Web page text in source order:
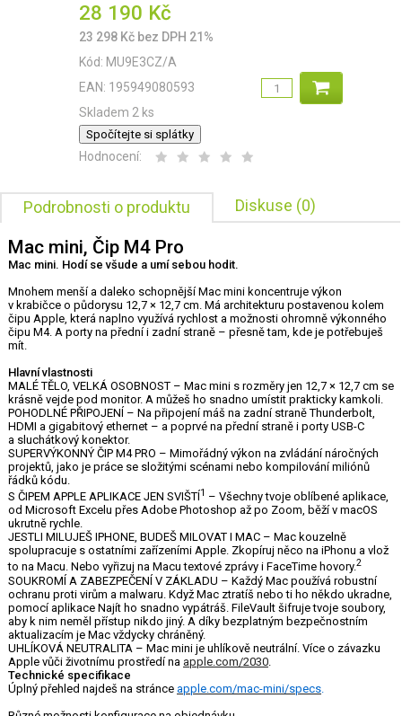
28 190 Kč
23 298 Kč bez DPH 21%
Kód: MU9E3CZ/A
EAN: 195949080593
Skladem 2 ks
Spočítejte si splátky
Hodnocení:
Podrobnosti o produktu Diskuse (0)
Mac mini, Čip M4 Pro
Mac mini. Hodí se všude a umí sebou hodit.
Mnohem menší a daleko schopnější Mac mini koncentruje výkon
v krabičce o půdorysu 12,7 × 12,7 cm. Má architekturu postavenou kolem
čipu Apple, která naplno využívá rychlost a možnosti ohromně výkonného
čipu M4. A porty na přední i zadní straně – přesně tam, kde je potřebuješ
mít.
Hlavní vlastnosti
MALÉ TĚLO, VELKÁ OSOBNOST – Mac mini s rozměry jen 12,7 × 12,7 cm se
krásně vejde pod monitor. A můžeš ho snadno umístit prakticky kamkoli.
POHODLNÉ PŘIPOJENÍ – Na připojení máš na zadní straně Thunderbolt,
HDMI a gigabitový ethernet – a poprvé na přední straně i porty USB-C
a sluchátkový konektor.
SUPERVÝKONNÝ ČIP M4 PRO – Mimořádný výkon na zvládání náročných
projektů, jako je práce se složitými scénami nebo kompilování miliónů
řádků kódu.
S ČIPEM APPLE APLIKACE JEN SVIŠTÍ1 – Všechny tvoje oblíbené aplikace,
od Microsoft Excelu přes Adobe Photoshop až po Zoom, běží v macOS
ukrutně rychle.
JESTLI MILUJEŠ IPHONE, BUDEŠ MILOVAT I MAC – Mac kouzelně
spolupracuje s ostatními zařízeními Apple. Zkopíruj něco na iPhonu a vlož
to na Macu. Nebo vyřizuj na Macu textové zprávy i FaceTime hovory.2
SOUKROMÍ A ZABEZPEČENÍ V ZÁKLADU – Každý Mac používá robustní
ochranu proti virům a malwaru. Když Mac ztratíš nebo ti ho někdo ukradne,
pomocí aplikace Najít ho snadno vypátráš. FileVault šifruje tvoje soubory,
aby k nim neměl přístup nikdo jiný. A díky bezplatným bezpečnostním
aktualizacím je Mac vždycky chráněný.
UHLÍKOVÁ NEUTRALITA – Mac mini je uhlíkově neutrální. Více o závazku
Apple vůči životnímu prostředí na apple.com/2030
Technické specifikace
Úplný přehled najdeš na stránce apple.com/mac-mini/specs